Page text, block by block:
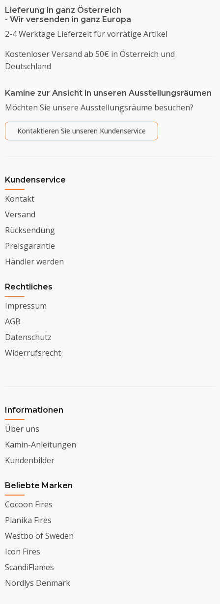
Lieferung in ganz Österreich
- Wir versenden in ganz Europa
2-4 Werktage Lieferzeit für vorrätige Artikel
Kostenloser Versand ab 50€ in Österreich und
Deutschland
Kamine zur Ansicht in unseren Ausstellungsräumen
Möchten Sie unsere Ausstellungsräume besuchen?
Kontaktieren Sie unseren Kundenservice
Kundenservice
Kontakt
Versand
Rücksendung
Preisgarantie
Händler werden
Rechtliches
Impressum
AGB
Datenschutz
Widerrufsrecht
Informationen
Über uns
Kamin-Anleitungen
Kundenbilder
Beliebte Marken
Cocoon Fires
Planika Fires
Westbo of Sweden
Icon Fires
ScandiFlames
Nordlys Denmark